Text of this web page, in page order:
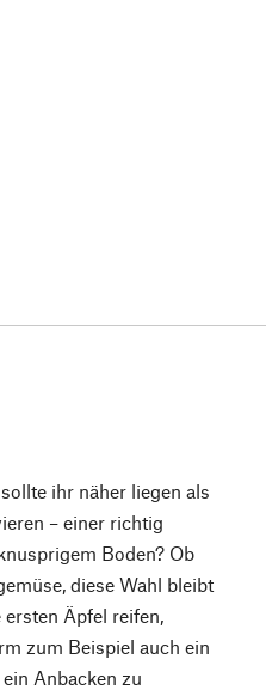
ihr näher liegen als
– einer richtig
Boden? Ob
diese Wahl bleibt
Äpfel reifen,
zum Beispiel auch ein
Anbacken zu